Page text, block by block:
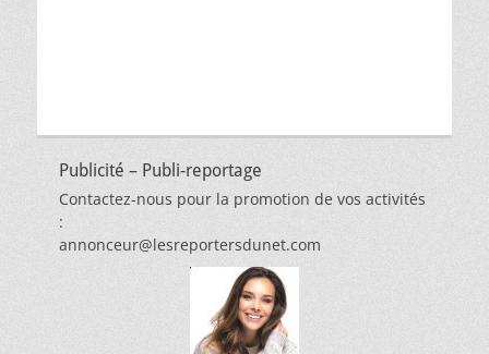
Publicité – Publi-reportage
Contactez-nous pour la promotion de vos activités
:
annonceur@lesreportersdunet.com